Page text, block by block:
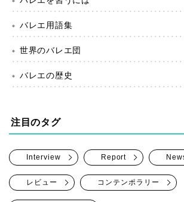
バレエ用語集
世界のバレエ団
バレエの歴史
注目のタグ
Interview Report
レビュー コンテンポラリー